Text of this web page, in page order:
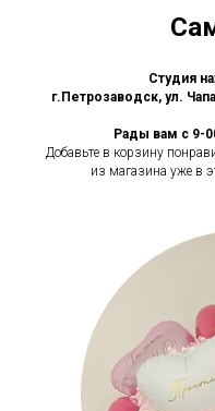
Студия
г.Петрозаводск, ул.
Рады вам с 9-
Добавьте в корзину
из магазина уже в